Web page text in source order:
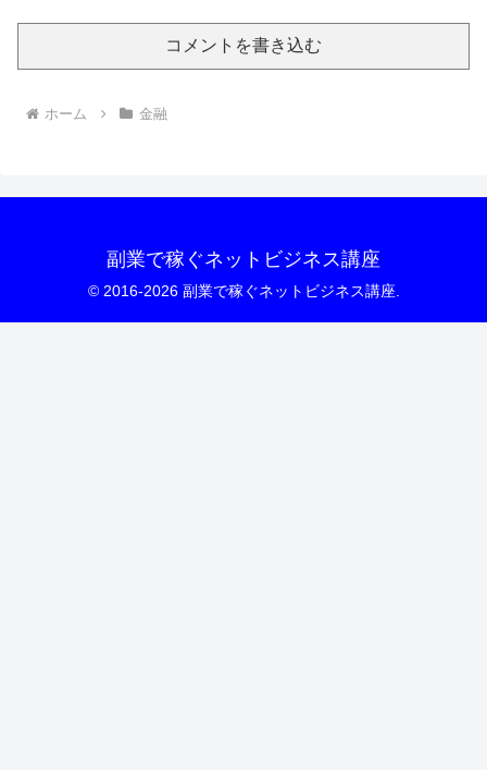
コメントを書き込む
ホーム 金融
副業で稼ぐネットビジネス講座
© 2016-2026 副業で稼ぐネットビジネス講座.